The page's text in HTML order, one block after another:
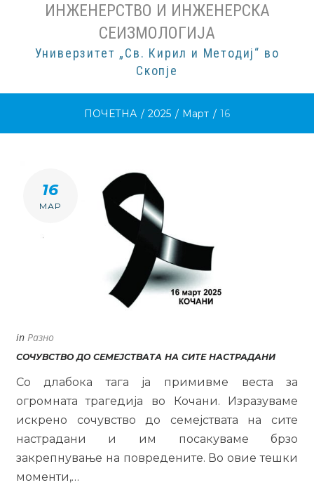
ИНЖЕНЕРСТВО И ИНЖЕНЕРСКА
СЕИЗМОЛОГИЈА
Универзитет „Св. Кирил и Методиј“ во
Скопје
ПОЧЕТНА / 2025 / Март / 16
ДЕН:
Д.М.Г
16
МАР
in Разно
СОЧУВСТВО ДО СЕМЕЈСТВАТА НА СИТЕ НАСТРАДАНИ
Со длабока тага ја примивме веста за
огромната трагедија во Кочани. Изразуваме
искрено сочувство до семејствата на сите
настрадани и им посакуваме брзо
закрепнување на повредените. Во овие тешки
моменти,…